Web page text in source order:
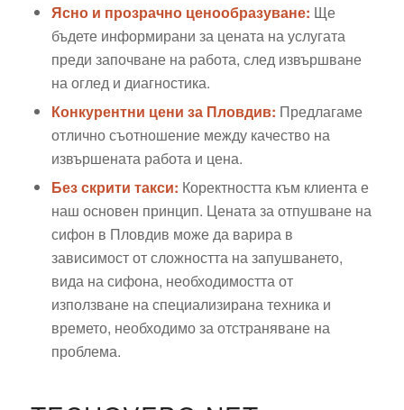
Ясно и прозрачно ценообразуване: Ще
бъдете информирани за цената на услугата
преди започване на работа, след извършване
на оглед и диагностика.
Конкурентни цени за Пловдив: Предлагаме
отлично съотношение между качество на
извършената работа и цена.
Без скрити такси: Коректността към клиента е
наш основен принцип. Цената за отпушване на
сифон в Пловдив може да варира в
зависимост от сложността на запушването,
вида на сифона, необходимостта от
използване на специализирана техника и
времето, необходимо за отстраняване на
проблема.